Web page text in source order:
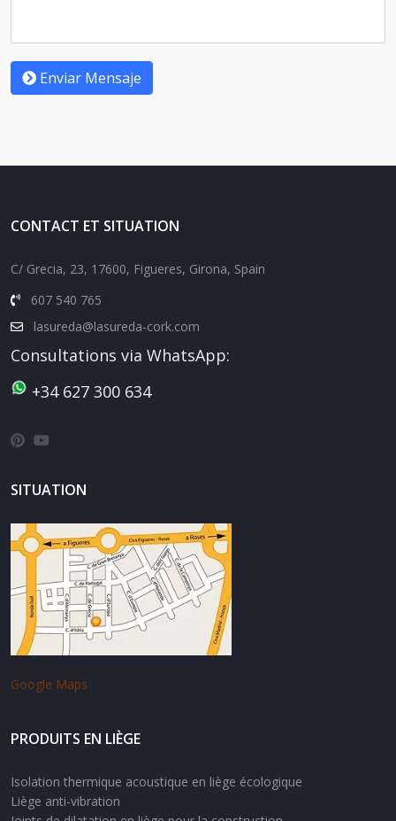
Enviar Mensaje
CONTACT ET SITUATION
C/ Grecia, 23, 17600, Figueres, Girona, Spain
607 540 765
lasureda@lasureda-cork.com
Consultations via WhatsApp:
+34 627 300 634
SITUATION
Google Maps
PRODUITS EN LIÈGE
Isolation thermique acoustique en liège écologique
Liège anti-vibration